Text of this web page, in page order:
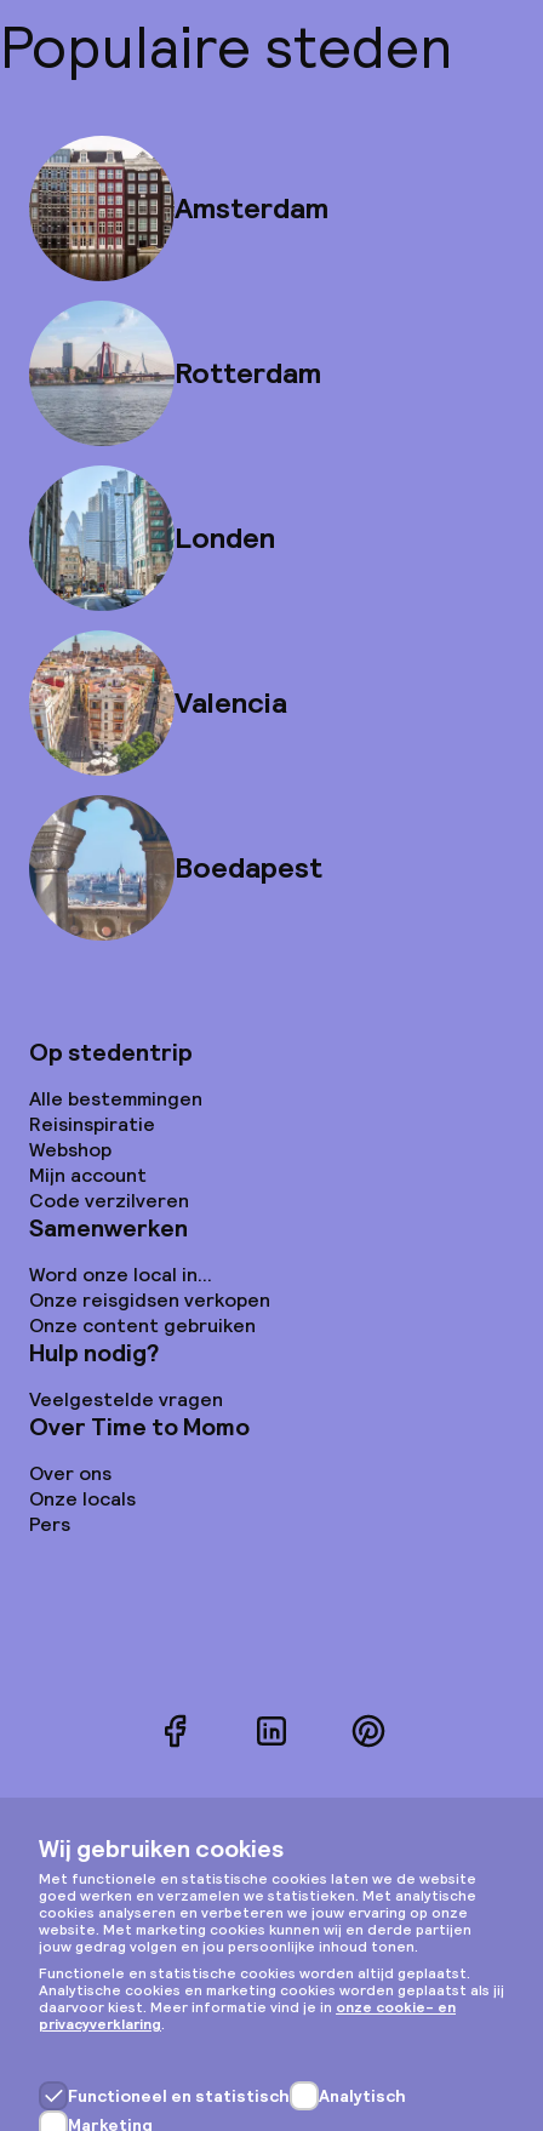
Populaire steden
Amsterdam
Rotterdam
Londen
Valencia
Boedapest
Op stedentrip
Alle bestemmingen
Reisinspiratie
Webshop
Mijn account
Code verzilveren
Samenwerken
Word onze local in...
Onze reisgidsen verkopen
Onze content gebruiken
Hulp nodig?
Veelgestelde vragen
Over Time to Momo
Over ons
Onze locals
Pers
FacebookLinkedInPinterest
Instagram
Privacy & cookies
Algemene voorwaarden